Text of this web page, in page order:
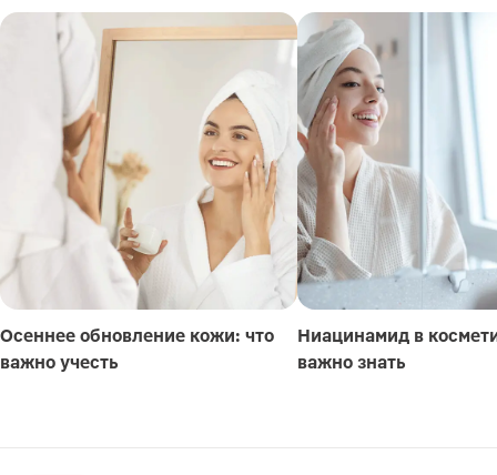
Осеннее обновление кожи: что
важно учесть
Ниацинамид в
важно знать